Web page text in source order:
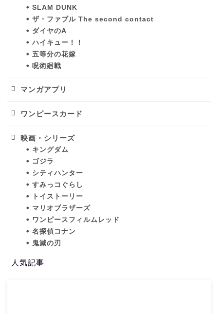
SLAM DUNK
ザ・ファブル The second contact
ダイヤのA
ハイキュー！！
五等分の花嫁
呪術廻戦
マンガアプリ
ワンピースカード
映画・シリーズ
キングダム
ゴジラ
シティハンター
すみっコぐらし
トイストーリー
マリオブラザーズ
ワンピースフィルムレッド
名探偵コナン
鬼滅の刃
人気記事